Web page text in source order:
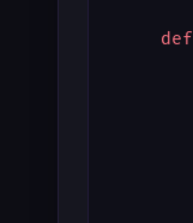
    def